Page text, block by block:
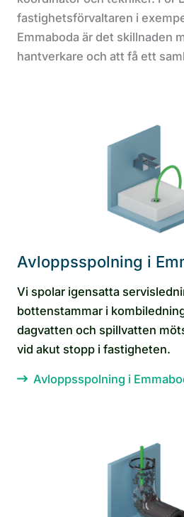
fastighetsförvaltaren i
Emmaboda är det skillnaden
hantverkare och att få ett
Avloppsspolning i
Vi spolar igensatta
bottenstammar i
dagvatten och spillvatten
vid akut stopp i fastigheten.
Avloppsspolning i